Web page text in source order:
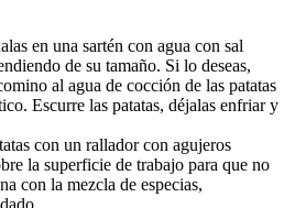
en una sartén con agua con sal
de su tamaño. Si lo deseas,
al agua de cocción de las patatas
Escurre las patatas, déjalas enfriar y
con un rallador con agujeros
la superficie de trabajo para que no
con la mezcla de especias,